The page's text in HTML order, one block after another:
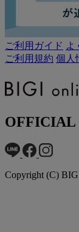
ご利用ガイド よ
ご利用規約 個人
OFFICIAL
Copyright (C)